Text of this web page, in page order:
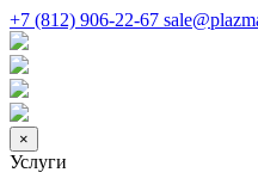
+7 (812) 906-22-67
×
Услуги